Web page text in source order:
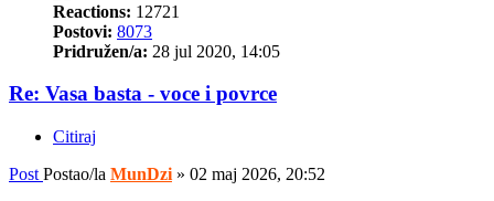
Reactions: 12721
Postovi: 8073
Pridružen/a: 28 jul 2020, 14:05
Re: Vasa basta - voce i povrce
Citiraj
Post Postao/la MunDzi » 02 maj 2026, 20:52